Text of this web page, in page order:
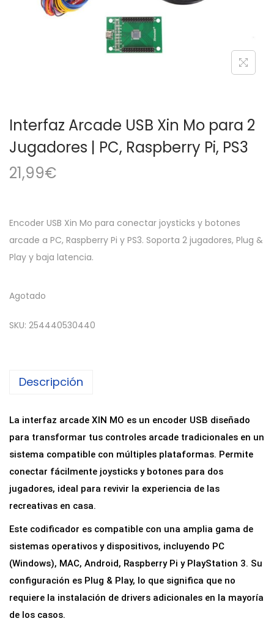
c
i
d
o
Interfaz Arcade USB Xin Mo para 2
Jugadores | PC, Raspberry Pi, PS3
21,99€
Encoder USB Xin Mo para conectar joysticks y botones
arcade a PC, Raspberry Pi y PS3. Soporta 2 jugadores, Plug &
Play y baja latencia.
Agotado
SKU: 254440530440
Descripción
La interfaz arcade XIN MO es un encoder USB diseñado
para transformar tus controles arcade tradicionales en un
sistema compatible con múltiples plataformas. Permite
conectar fácilmente joysticks y botones para dos
jugadores, ideal para revivir la experiencia de las
recreativas en casa.
Este codificador es compatible con una amplia gama de
sistemas operativos y dispositivos, incluyendo PC
(Windows), MAC, Android, Raspberry Pi y PlayStation 3. Su
configuración es Plug & Play, lo que significa que no
requiere la instalación de drivers adicionales en la mayoría
de los casos.